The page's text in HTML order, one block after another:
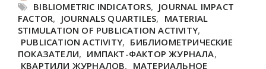
BIBLIOMETRIC INDICATORS, JOURNAL IMPACT
FACTOR, JOURNALS QUARTILES, MATERIAL
STIMULATION OF PUBLICATION ACTIVITY,
PUBLICATION ACTIVITY, БИБЛИОМЕТРИЧЕСКИЕ
ПОКАЗАТЕЛИ, ИМПАКТ-ФАКТОР ЖУРНАЛА,
КВАРТИЛИ ЖУРНАЛОВ, МАТЕРИАЛЬНОЕ